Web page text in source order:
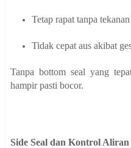
Tetap rapat tanpa
Tidak cepat aus akibat
Tanpa bottom seal yang
hampir pasti bocor.
Side Seal dan Kontrol